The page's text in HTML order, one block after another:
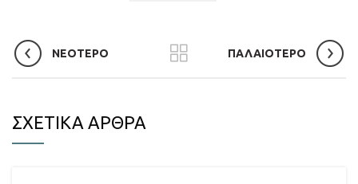
ΝΕΟΤΕΡΟ ΠΑΛΑΙΟΤΕΡΟ
ΣΧΕΤΙΚΑ ΑΡΘΡΑ